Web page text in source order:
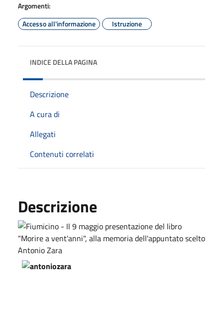
Argomenti:
Accesso all'informazione
Istruzione
INDICE DELLA PAGINA
Descrizione
A cura di
Allegati
Contenuti correlati
Descrizione